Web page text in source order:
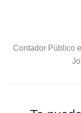
Contador Público